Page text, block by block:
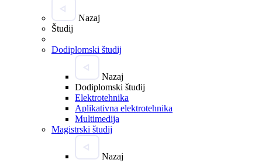
Nazaj
Študij
Dodiplomski študij
Nazaj
Dodiplomski študij
Elektrotehnika
Aplikativna elektrotehnika
Multimedija
Magistrski študij
Nazaj